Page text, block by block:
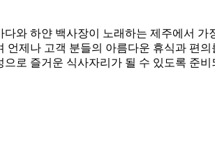
와 하얀 백사장이 노래하는 제주에서
제나 고객 분들의 아름다운 휴식과 편
로 즐거운 식사자리가 될 수 있도록 준비